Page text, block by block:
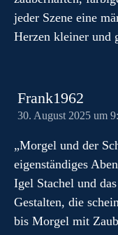
jeder Szene eine
Herzen kleiner und
Frank1962
30. August 2025 um
„Morgel und der
eigenständiges
Igel Stachel und
Gestalten, die
bis Morgel mit